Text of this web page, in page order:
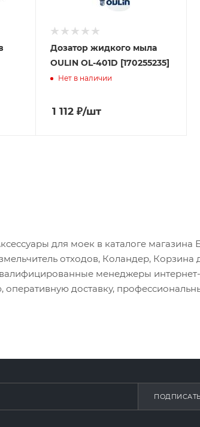
Дозатор жидкого мыла
OULIN OL-401D [170255235]
Нет в наличии
1 112 ₽/шт
для моек в каталоге магазина
отходов, Коландер, Корзина
менеджеры
доставку,